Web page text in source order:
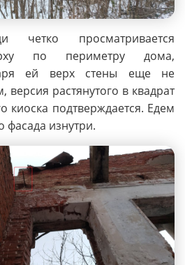
просматривается
по периметру дома,
ей верх стены еще не
версия растянутого в квадрат
киоска подтверждается. Едем
фасада изнутри.